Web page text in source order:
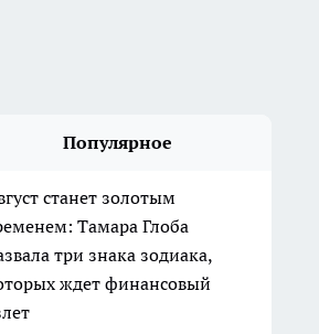
Популярное
станет золотым
Тамара Глоба
три знака зодиака,
ждет финансовый